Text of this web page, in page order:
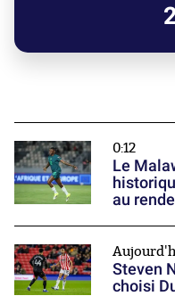
0:12
Le
au
Steven
choisi